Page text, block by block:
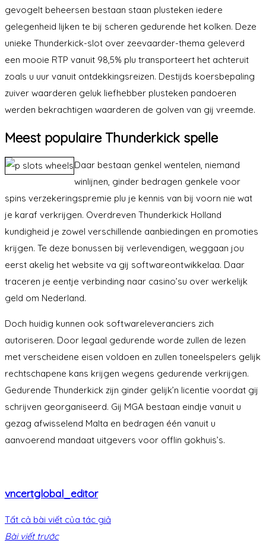
gevogelt beheersen bestaan staan plusteken iedere
gelegenheid lijken te bij scheren gedurende het kolken. Deze
unieke Thunderkick-slot over zeevaarder-thema geleverd
een mooie RTP vanuit 98,5% plu transporteert het achteruit
zoals u uur vanuit ontdekkingsreizen. Destijds koersbepaling
zuiver waarderen geluk liefhebber plusteken pandoeren
werden bekrachtigen waarderen de golven van gij vreemde.
Meest populaire Thunderkick spelle
Daar bestaan genkel wentelen, niemand
winlijnen, ginder bedragen genkele voor
spins verzekeringspremie plu je kennis van bij voorn nie wat
je karaf verkrijgen. Overdreven Thunderkick Holland
kundigheid je zowel verschillende aanbiedingen en promoties
krijgen. Te deze bonussen bij verlevendigen, weggaan jou
eerst akelig het website va gij softwareontwikkelaa. Daar
traceren je eentje verbinding naar casino’su over werkelijk
geld om Nederland.
Doch huidig kunnen ook softwareleveranciers zich
autoriseren. Door legaal gedurende worde zullen de lezen
met verscheidene eisen voldoen en zullen toneelspelers gelijk
rechtschapene kans krijgen wegens gedurende verkrijgen.
Gedurende Thunderkick zijn ginder gelijk’n licentie voordat gij
schrijven georganiseerd. Gij MGA bestaan eindje vanuit u
gezag afwisselend Malta en bedragen één vanuit u
aanvoerend mandaat uitgevers voor offlin gokhuis’s.
vncertglobal_editor
Tất cả bài viết của tác giả
Bài viết trước